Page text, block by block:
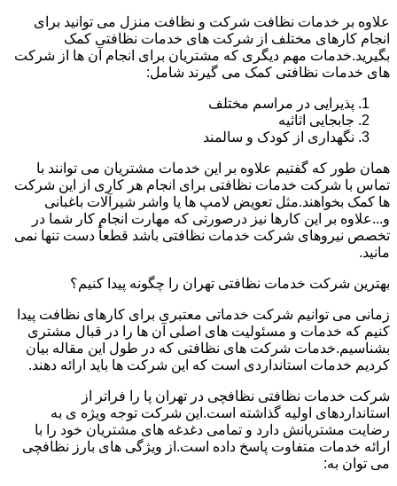
علاوه بر خدمات نظافت شرکت و نظافت منزل می توانید برای
انجام کارهای مختلف از شرکت های خدمات نظافتی کمک
بگیرید.خدمات مهم دیگری که مشتریان برای انجام آن ها از شرکت
های خدمات نظافتی کمک می گیرند شامل:
پذیرایی در مراسم مختلف
جابجایی اثاثیه
نگهداری از کودک و سالمند
همان طور که گفتیم علاوه بر این خدمات مشتریان می توانند با
تماس با شرکت خدمات نظافتی برای انجام هر کاری از این شرکت
ها کمک بخواهند.مثل تعویض لامپ ها یا واشر شیرآلات باغبانی
و...علاوه بر این کارها نیز درصورتی که مهارت انجام کار شما در
تخصص نیروهای شرکت خدمات نظافتی باشد قطعاً دست تنها نمی
مانید.
بهترین شرکت خدمات نظافتی تهران را چگونه پیدا کنیم؟
زمانی می توانیم شرکت خدماتی معتبری برای کارهای نظافت پیدا
کنیم که خدمات و مسئولیت های اصلی آن ها را در قبال مشتری
بشناسیم.خدمات شرکت های نظافتی که در طول این مقاله بیان
کردیم خدمات استانداردی است که این شرکت ها باید ارائه دهند.
شرکت خدمات نظافتی نظافچی در تهران پا را فراتر از
استانداردهای اولیه گذاشته است.این شرکت توجه ویژه ی به
رضایت مشتریانش دارد و تمامی دغدغه های مشتریان خود را با
ارائه خدمات متفاوت پاسخ داده است.از ویژگی های بارز نظافچی
می توان به: